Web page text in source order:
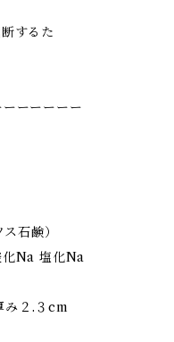
するた
ーーーーー
石鹸）
Na 塩化Na
み２.３cm